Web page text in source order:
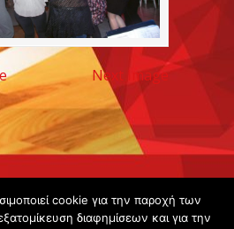
Next Image
©
2020 -
cookie για την παροχή των
διαφημίσεων και για την